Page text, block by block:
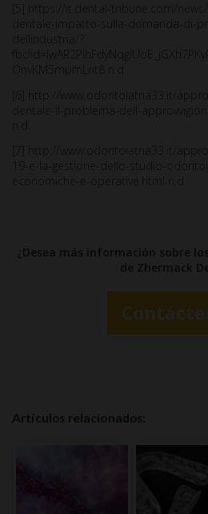
[5] https://it.dental-tribune.com/
dentale-impatto-sulla-domanda-di-
dellindustria/?
OnvKM5mpmLnt8 n.d.
[6] http://www.odontoiatria33.it/
dentale-il-problema-dell-
[7] http://www.odontoiatria33.it/
19-e-la-gestione-dello-studio-
economiche-e-operative.html n.d.
¿Desea más información sobre
de Zhermack
Artículos relacionados: